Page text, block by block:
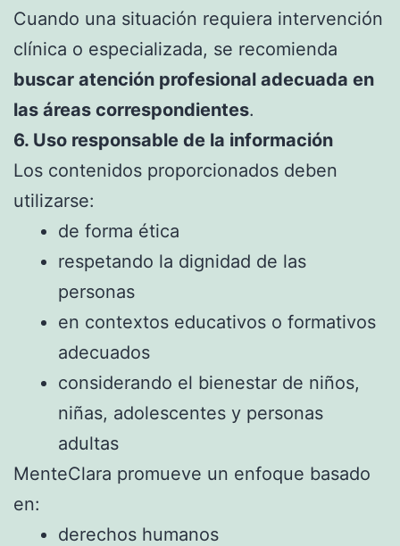
Cuando una situación requiera intervención
clínica o especializada, se recomienda
buscar atención profesional adecuada en
las áreas correspondientes.
6. Uso responsable de la información
Los contenidos proporcionados deben
utilizarse:
de forma ética
respetando la dignidad de las
personas
en contextos educativos o formativos
adecuados
considerando el bienestar de niños,
niñas, adolescentes y personas
adultas
MenteClara promueve un enfoque basado
en:
derechos humanos